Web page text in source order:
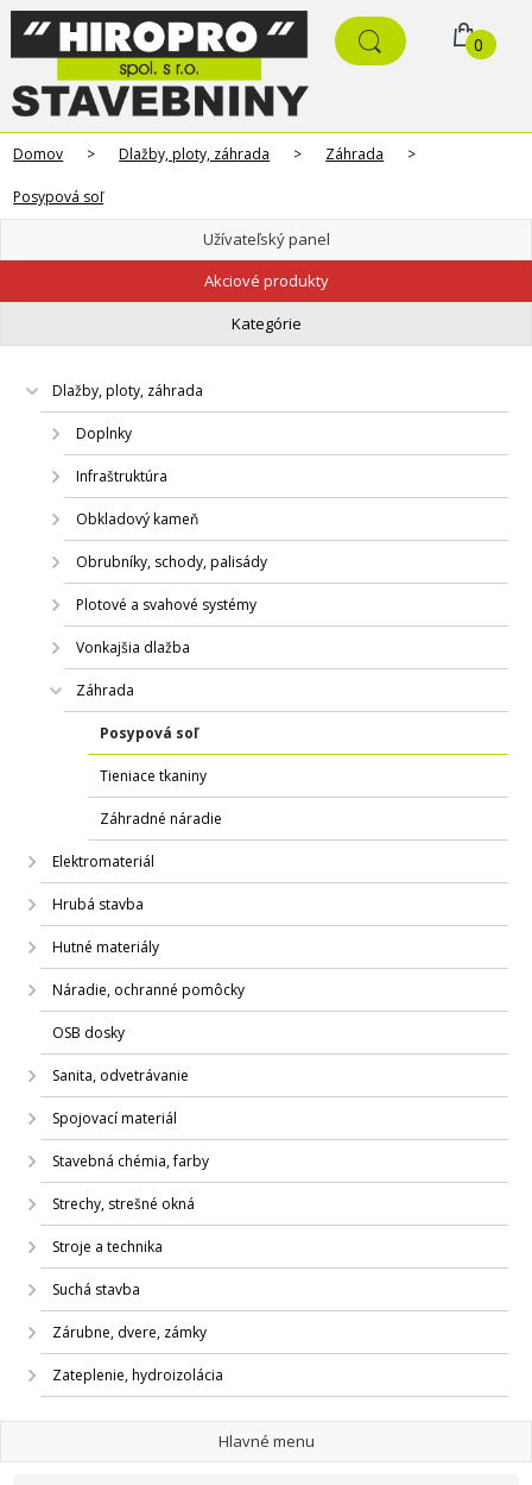
0
Domov > Dlažby, ploty, záhrada > Záhrada >
Posypová soľ
Užívateľský panel
Akciové produkty
Kategórie
Dlažby, ploty, záhrada
Doplnky
Infraštruktúra
Obkladový kameň
Obrubníky, schody, palisády
Plotové a svahové systémy
Vonkajšia dlažba
Záhrada
Posypová soľ
Tieniace tkaniny
Záhradné náradie
Elektromateriál
Hrubá stavba
Hutné materiály
Náradie, ochranné pomôcky
OSB dosky
Sanita, odvetrávanie
Spojovací materiál
Stavebná chémia, farby
Strechy, strešné okná
Stroje a technika
Suchá stavba
Zárubne, dvere, zámky
Zateplenie, hydroizolácia
Hlavné menu